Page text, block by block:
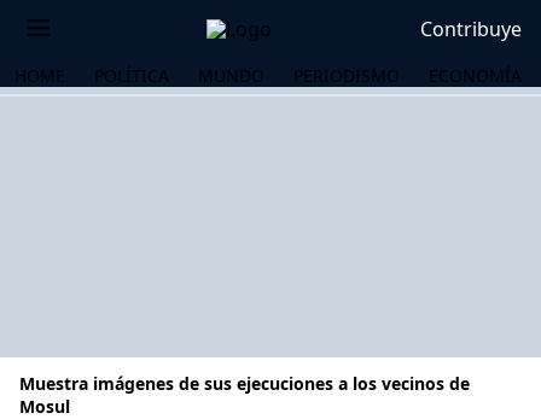
Contribuye
HOME POLÍTICA MUNDO PERIODISMO ECONOMÍA
Muestra imágenes de sus ejecuciones a los vecinos de
Mosul